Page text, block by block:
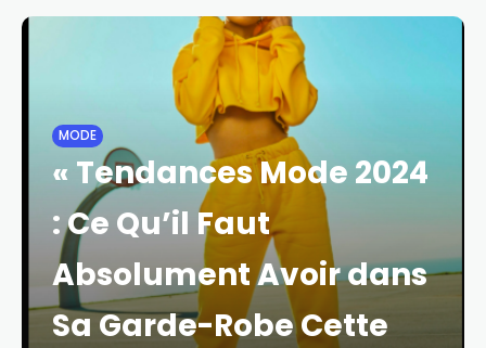
MODE
« Tendances Mode 2024
: Ce Qu’il Faut
Absolument Avoir dans
Sa Garde-Robe Cette